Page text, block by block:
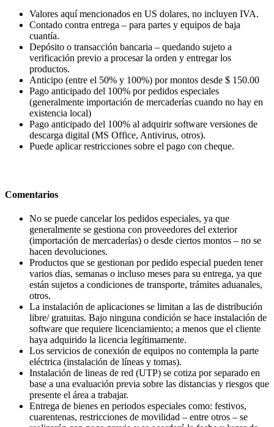
Valores aquí mencionados en US dolares, no incluyen IVA.
Contado contra entrega – para partes y equipos de baja
cuantía.
Depósito o transacción bancaria – quedando sujeto a
verificación previo a procesar la orden y entregar los
productos.
Anticipo (entre el 50% y 100%) por montos desde $ 150.00
Pago anticipado del 100% por pedidos especiales
(generalmente importación de mercaderías cuando no hay en
existencia local)
Pago anticipado del 100% al adquirir software versiones de
descarga digital (MS Office, Antivirus, otros).
Puede aplicar restricciones sobre el pago con cheque.
Comentarios
No se puede cancelar los pedidos especiales, ya que
generalmente se gestiona con proveedores del exterior
(importación de mercaderías) o desde ciertos montos – no se
hacen devoluciones.
Productos que se gestionan por pedido especial pueden tener
varios dias, semanas o incluso meses para su entrega, ya que
están sujetos a condiciones de transporte, trámites aduanales,
otros.
La instalación de aplicaciones se limitan a las de distribución
libre/ gratuitas. Bajo ninguna condición se hace instalación de
software que requiere licenciamiento; a menos que el cliente
haya adquirido la licencia legítimamente.
Los servicios de conexión de equipos no contempla la parte
eléctrica (instalación de líneas y tomas).
Instalación de lineas de red (UTP) se cotiza por separado en
base a una evaluación previa sobre las distancias y riesgos que
presente el área a trabajar.
Entrega de bienes en periodos especiales como: festivos,
cuarentenas, restricciones de movilidad – entre otros – se